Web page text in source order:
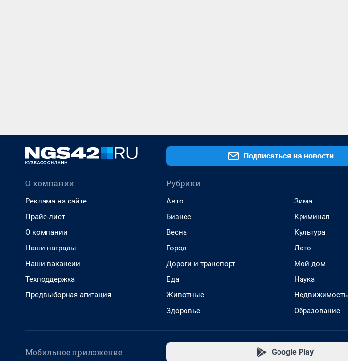
Подписаться на новости
О компании
Реклама на сайте
Прайс-лист
О компании
Наши награды
Наши вакансии
Техподдержка
Предвыборная агитация
Рубрики
Авто
Бизнес
Весна
Город
Дороги и транспорт
Еда
Животные
Здоровье
Зима
Криминал
Культура
Лето
Мой дом
Наука
Недвижимость
Образование
Мобильное приложение Google Play